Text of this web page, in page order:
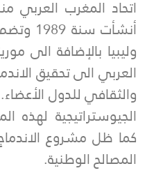
اتحاد المغرب العربي
أنشأت
وليبيا بالإضافة الى
العربي الى تحقيق
والثقافي للدول
الجيوستراتيجية لهذه
كما ظل مشروع
المصالح الوطنية.